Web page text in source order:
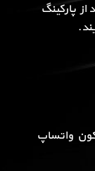
پارکینگ
واتساپ